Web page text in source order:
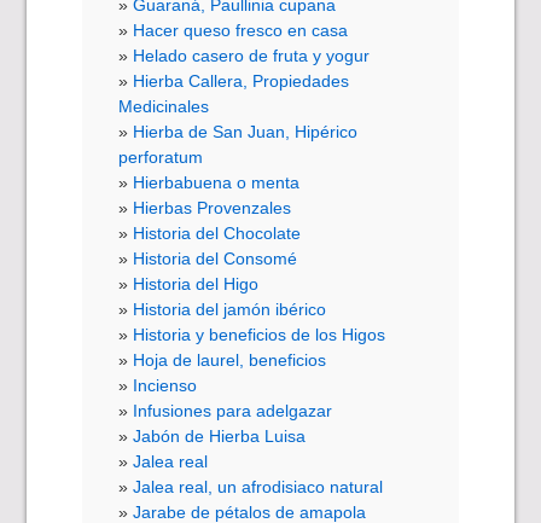
Guaraná, Paullinia cupana
Hacer queso fresco en casa
Helado casero de fruta y yogur
Hierba Callera, Propiedades
Medicinales
Hierba de San Juan, Hipérico
perforatum
Hierbabuena o menta
Hierbas Provenzales
Historia del Chocolate
Historia del Consomé
Historia del Higo
Historia del jamón ibérico
Historia y beneficios de los Higos
Hoja de laurel, beneficios
Incienso
Infusiones para adelgazar
Jabón de Hierba Luisa
Jalea real
Jalea real, un afrodisiaco natural
Jarabe de pétalos de amapola